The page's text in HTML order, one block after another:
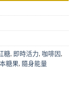
糖, 即時活力, 咖啡因,
糖果, 隨身能量